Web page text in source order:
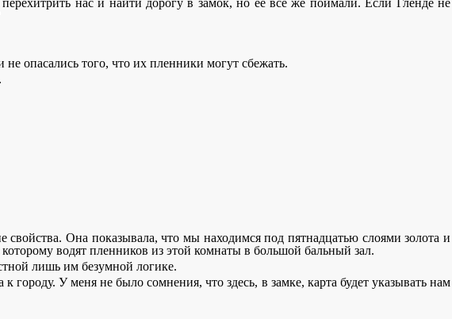
нас и найти дорогу в замок, но ее все же поймали. Если Гленде не
опасались того, что их пленники могут сбежать.
Она показывала, что мы находимся под пятнадцатью слоями золота и
водят пленников из этой комнаты в большой бальный зал.
лишь им безумной логике.
городу. У меня не было сомнения, что здесь, в замке, карта будет указывать нам